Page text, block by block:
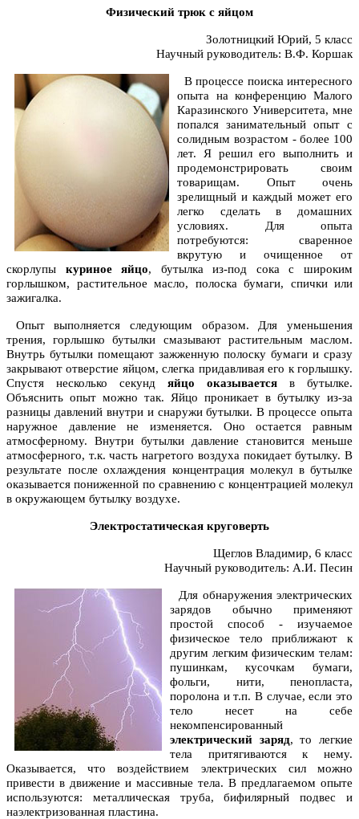
Физический трюк с яйцом
Золотницкий Юрий, 5 класс
Научный руководитель: В.Ф. Коршак
В процессе поиска интересного
опыта на конференцию Малого
Каразинского Университета, мне
попался занимательный опыт с
солидным возрастом - более 100
лет. Я решил его выполнить и
продемонстрировать своим
товарищам. Опыт очень
зрелищный и каждый может его
легко сделать в домашних
условиях. Для опыта
потребуются: сваренное
вкрутую и очищенное от
скорлупы куриное яйцо, бутылка из-под сока с широким
горлышком, растительное масло, полоска бумаги, спички или
зажигалка.
Опыт выполняется следующим образом. Для уменьшения
трения, горлышко бутылки смазывают растительным маслом.
Внутрь бутылки помещают зажженную полоску бумаги и сразу
закрывают отверстие яйцом, слегка придавливая его к горлышку.
Спустя несколько секунд яйцо оказывается в бутылке.
Объяснить опыт можно так. Яйцо проникает в бутылку из-за
разницы давлений внутри и снаружи бутылки. В процессе опыта
наружное давление не изменяется. Оно остается равным
атмосферному. Внутри бутылки давление становится меньше
атмосферного, т.к. часть нагретого воздуха покидает бутылку. В
результате после охлаждения концентрация молекул в бутылке
оказывается пониженной по сравнению с концентрацией молекул
в окружающем бутылку воздухе.
Электростатическая круговерть
Щеглов Владимир, 6 класс
Научный руководитель: А.И. Песин
Для обнаружения электрических
зарядов обычно применяют
простой способ - изучаемое
физическое тело приближают к
другим легким физическим телам:
пушинкам, кусочкам бумаги,
фольги, нити, пенопласта,
поролона и т.п. В случае, если это
тело несет на себе
некомпенсированный
электрический заряд, то легкие
тела притягиваются к нему.
Оказывается, что воздействием электрических сил можно
привести в движение и массивные тела. В предлагаемом опыте
используются: металлическая труба, бифилярный подвес и
наэлектризованная пластина.